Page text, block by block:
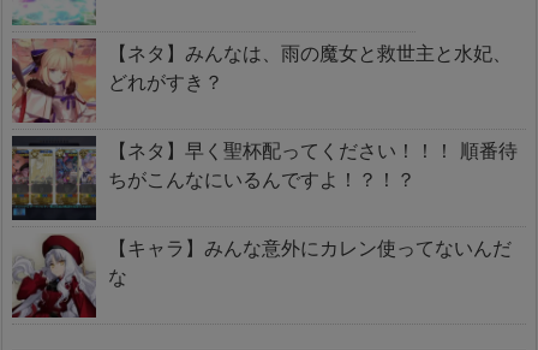
【ネタ】みんなは、雨の魔女と救世主と水妃、
どれがすき？
【ネタ】早く聖杯配ってください！！！ 順番待
ちがこんなにいるんですよ！？！？
【キャラ】みんな意外にカレン使ってないんだ
な